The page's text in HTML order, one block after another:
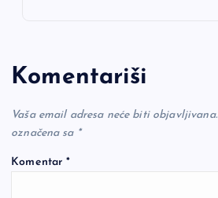
Komentariši
Vaša email adresa neće biti objavljivana.
označena sa *
Komentar*